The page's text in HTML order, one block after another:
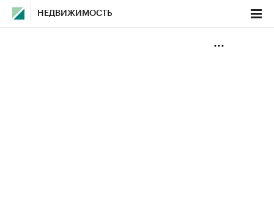
НЕДВИЖИМОСТЬ